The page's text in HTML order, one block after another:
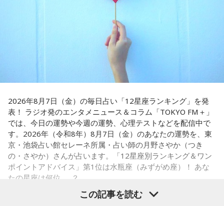
「こういうドンが全国にいる、というわけですね」
「福岡って大物議員がたくさんいました。その中で藏内
さんはどういう位置づけか。麻生さん、武田さん、かつては
古賀誠さん、山崎拓さん、村上正邦さん、といった方も。大
物が同じ県内にたくさんいることが、ドンを生み出す第2の条
件です」
長野 「はい」
常井 「というのは、県議会の自民党も国会議員の系列ごとに
分かれていて。知事選や市長選があると保守分裂になってし
まうんですね。その間をつなぐ調整役が必要になると。実
阪へ。しかし翌朝、父親の姿はなく、「今日からおじさんと
おばさんと暮らすんだよ」と告げられます。「映画みたいな
嘘みたいな話で」と振り返るように、突然始まった新生活に
戸惑い、転校先でも誰とも話せない日々が続きました。
孤独を感じるなかで、「何かしなきゃ」との思いから、クラ
る」という気づきを得て、掃除の時間に机の上で松田聖子さ
んの「青い珊瑚礁」を歌いながら一発芸を披露。最初は教室
が静まり返ったものの、その後は「あんなに無口だった転校
生が急に変なことをやり出した」と話題になり、「お前、お
もろいな」「遊ぼうや」と友達の輪が一気に広がったといい
ます。
この出来事をきっかけに、「笑いは武器になる」と実感。
「自分を認めてもらうには、人を笑わせればいい」という体
験が、芸人としての原点になったと振り返ります。
2026年8月7日（金）の毎日占い「12星座ランキング」を発
表！ ラジオ発のエンタメニュース＆コラム「TOKYO FM＋」
では、今日の運勢や今週の運勢、心理テストなどを配信中で
す。2026年（令和8年）8月7日（金）のあなたの運勢を、東
京・池袋占い館セレーネ所属・占い師の月野さやか（つき
の・さやか）さんが占います。「12星座別ランキング＆ワン
ポイントアドバイス」第1位は水瓶座（みずがめ座）！ あな
たの星座は何位……？
この記事を読む